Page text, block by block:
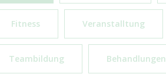
Fitness Veranstalltung
Teambildung Behandlungen